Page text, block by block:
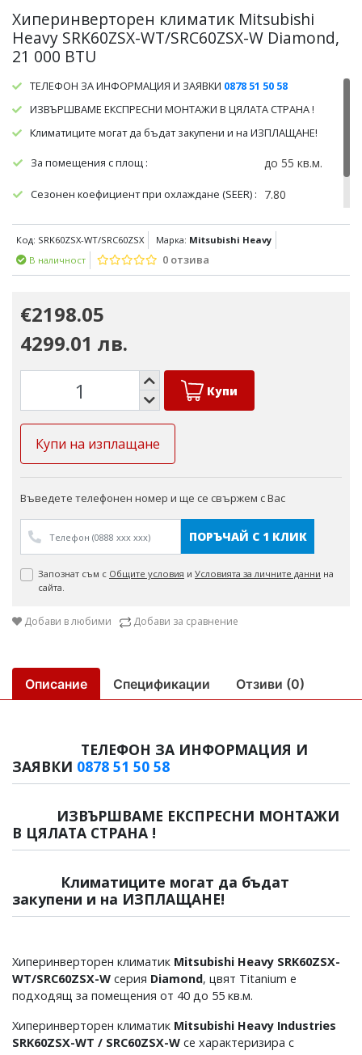
Хиперинверторен климатик Mitsubishi
Heavy SRK60ZSX-WT/SRC60ZSX-W Diamond,
21 000 BTU
ТЕЛЕФОН ЗА ИНФОРМАЦИЯ И ЗАЯВКИ 0878 51 50 58
ИЗВЪРШВАМЕ ЕКСПРЕСНИ МОНТАЖИ В ЦЯЛАТА СТРАНА !
Климатиците могат да бъдат закупени и на ИЗПЛАЩАНЕ!
За помещения с площ : до 55 кв.м.
Сезонен коефициент при охлаждане (SEER) : 7.80
Сезонен коефициент при отопление (SCOP) :4.70
Код: SRK60ZSX-WT/SRC60ZSX Марка: Mitsubishi Heavy
В наличност
0 отзива
€2198.05
4299.01 лв.
Купи
Купи на изплащане
Въведете телефонен номер и ще се свържем с Вас
ПОРЪЧАЙ С 1 КЛИК
Запознат съм с Общите условия и Условията за личните данни на
сайта.
Добави в любими Добави за сравнение
Описание Спецификации Отзиви (0)
ТЕЛЕФОН ЗА ИНФОРМАЦИЯ И
ЗАЯВКИ 0878 51 50 58
ИЗВЪРШВАМЕ ЕКСПРЕСНИ МОНТАЖИ
В ЦЯЛАТА СТРАНА !
Климатиците могат да бъдат
закупени и на ИЗПЛАЩАНЕ!
Хиперинверторен климатик Mitsubishi Heavy SRK60ZSX-
WT/SRC60ZSX-W серия Diamond, цвят Titanium е
подходящ за помещения от 40 до 55 кв.м.
Хиперинверторен климатик Mitsubishi Heavy Industries
SRK60ZSX-WT / SRC60ZSX-W се характеризира с